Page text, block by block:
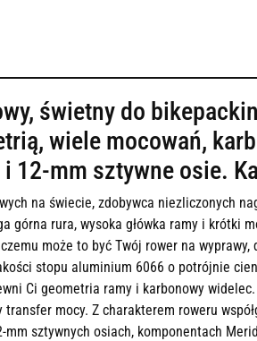
świetny do
wiele mocowań,
i 12-mm sztywne osie.
na świecie, zdobywca niezliczonych
górna rura, wysoka główka ramy i krótki
może to być Twój rower na
stopu aluminium 6066 o potrójnie
Ci geometria ramy i karbonowy
mocy. Z charakterem roweru
mm sztywnych osiach, komponentach